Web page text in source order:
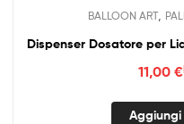
BALLOON ART,
Dispenser Dosatore per
11,00 €
Aggiungi